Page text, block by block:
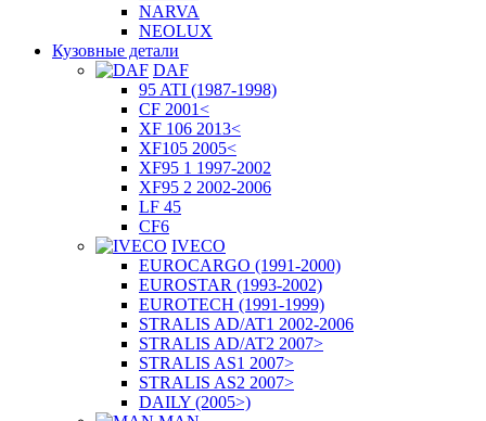
NARVA
NEOLUX
Кузовные детали
DAF
95 ATI (1987-1998)
CF 2001<
XF 106 2013<
XF105 2005<
XF95 1 1997-2002
XF95 2 2002-2006
LF 45
CF6
IVECO
EUROCARGO (1991-2000)
EUROSTAR (1993-2002)
EUROTECH (1991-1999)
STRALIS AD/AT1 2002-2006
STRALIS AD/AT2 2007>
STRALIS AS1 2007>
STRALIS AS2 2007>
DAILY (2005>)